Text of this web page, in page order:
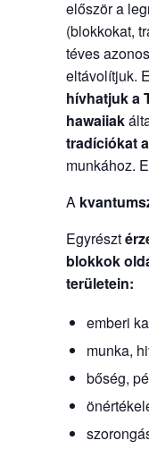
először a
(blokkokat,
téves
eltávolítjuk.
hívhatjuk a
hawaiiak
tradíciókat
munkához.
A
Egyrészt
blokkok
területein:
emberi
munka,
bőség,